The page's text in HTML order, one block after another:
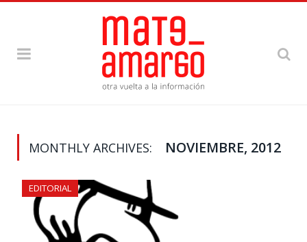
MONTHLY ARCHIVES: NOVIEMBRE, 2012
EDITORIAL